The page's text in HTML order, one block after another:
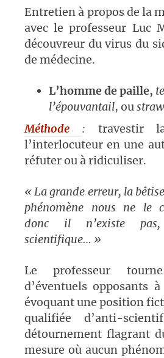
Entretien à propos de la
avec le professeur Luc
découvreur du virus du
de médecine.
L’homme de paille,
l’épouvantail, ou
Méthode : travestir
l’interlocuteur en une
réfuter ou à ridiculiser.
« La grande erreur, la
phénomène nous ne le
donc il n’existe
scientifique… »
Le professeur
d’éventuels opposants
évoquant une position
qualifiée d’anti-
détournement flagrant
mesure où aucun